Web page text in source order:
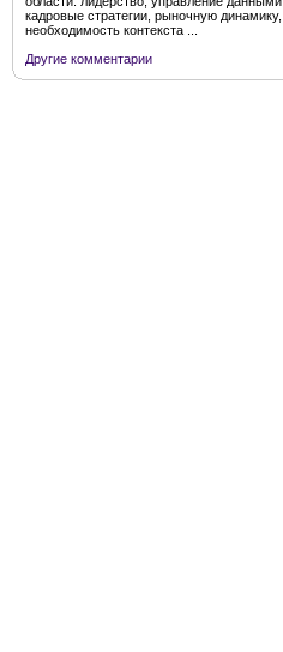
кадровые стратегии, рыночную динамику,
необходимость контекста ...
Другие комментарии